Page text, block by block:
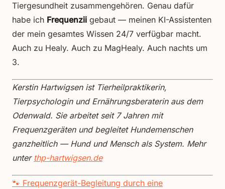
Tiergesundheit zusammengehören. Genau dafür
habe ich Frequenzii gebaut — meinen KI-Assistenten
der mein gesamtes Wissen 24/7 verfügbar macht.
Auch zu Healy. Auch zu MagHealy. Auch nachts um
3.
Kerstin Hartwigsen ist Tierheilpraktikerin,
Tierpsychologin und Ernährungsberaterin aus dem
Odenwald. Sie arbeitet seit 7 Jahren mit
Frequenzgeräten und begleitet Hundemenschen
ganzheitlich — Hund und Mensch als System. Mehr
unter thp-hartwigsen.de
🐾 Frequenzgerät-Begleitung durch eine